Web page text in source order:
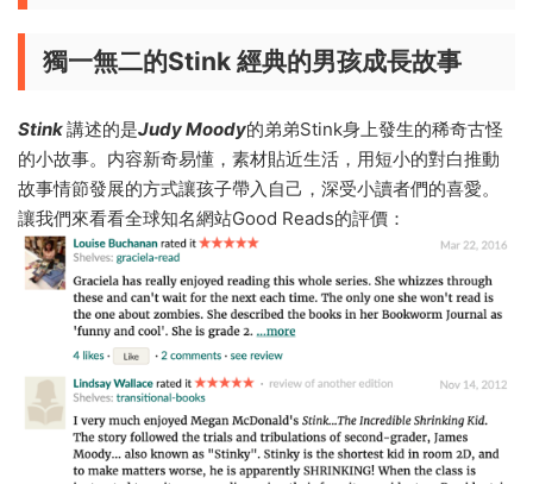
獨一無二的Stink 經典的男孩成長故事
Stink講述的是Judy Moody的弟弟Stink身上發生的稀奇古怪
的小故事。内容新奇易懂，素材貼近生活，用短小的對白推動
故事情節發展的方式讓孩子帶入自己，深受小讀者們的喜愛。
讓我們來看看全球知名網站Good Reads的評價：